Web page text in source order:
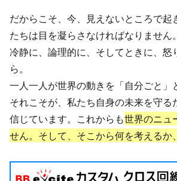
だからこそ、今、見えないところで起
たちは目を凝らさなければなりません。
冷静に、論理的に、そしてときに、怒
ら。
一人一人が世界の動きを「自分ごと」
それこそが、私たち自身の未来を守る
信じています。これからも世界のニュ
せん。そして、そこから何を考えるか